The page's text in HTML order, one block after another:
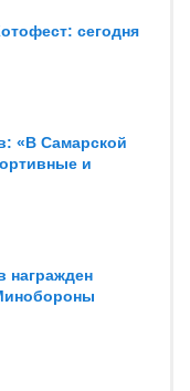
сегодня
«В Самарской
и
награжден